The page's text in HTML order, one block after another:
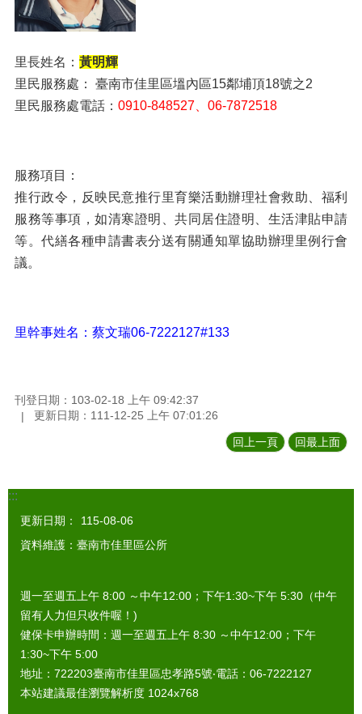
里長姓名： 黃明輝
里民服務處： 臺南市佳里區塭內區15鄰埔頂18號之2
里民服務處電話： 0910-848527、06-7872518
服務項目：
推行政令，反映民意推行里育樂活動辦理社會救助、福利
服務等事項，如清寒證明、共同居住證明、生活津貼申請
等。代繕各種申請書表分送有關通知單協助辦理里例行會
議。
里幹事姓名：蔡文瑞06-7222127#133
刊登日期：103-02-18 上午 09:42:37
更新日期：111-12-25 上午 07:01:26
回上一頁 回最上面
:::
更新日期：
115-08-06
資料維護：臺南市佳里區公所
週一至週五上午 8:00 ～中午12:00；下午1:30~下午 5:30（中午
留有人力但只收件喔！)
健保卡申辦時間：週一至週五上午 8:30 ～中午12:00；下午
1:30~下午 5:00
地址：722203臺南市佳里區忠孝路5號‧電話：06-7222127
本站建議最佳瀏覽解析度 1024x768